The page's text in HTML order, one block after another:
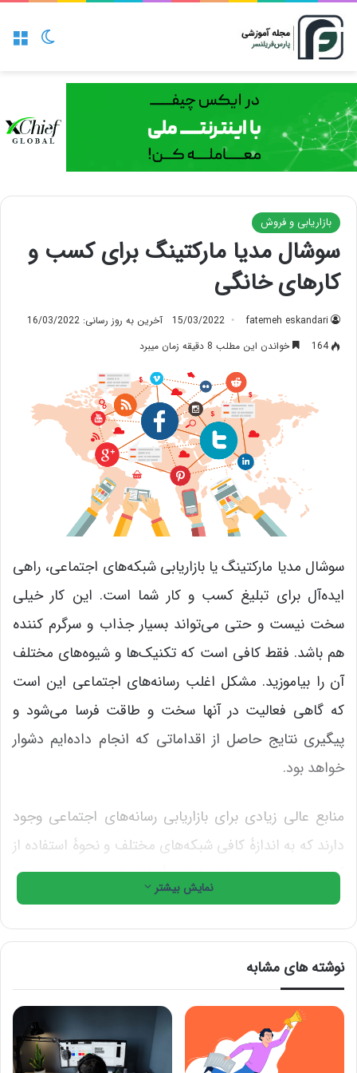
تغییر
بازاریابی و فروش
سوشال مدیا مارکتینگ برای کسب و
کارهای خانگی
fatemeh eskandari
15/03/2022
آخرین به روز رسانی: 16/03/2022
164
خواندن این مطلب 8 دقیقه زمان میبرد
سوشال مدیا مارکتینگ یا بازاریابی شبکه‌های اجتماعی، راهی
ایده‌آل برای تبلیغ کسب و کار شما است. این کار خیلی
سخت نیست و حتی می‌تواند بسیار جذاب و سرگرم کننده
هم باشد. فقط کافی است که تکنیک‌ها و شیوه‌های مختلف
آن را بیاموزید. مشکل اغلب رسانه‌های اجتماعی این است
که گاهی فعالیت در آنها سخت و طاقت فرسا می‌شود و
پیگیری نتایج حاصل از اقداماتی که انجام داده‌ایم دشوار
خواهد بود.
منابع عالی زیادی برای بازاریابی رسانه‌‎های اجتماعی وجود
دارند که به اندازۀ کافی شبکه‌های مختلف و نحوۀ استفاده از
آنها را توضیح داده‌اند. اما متأسفانه این منابع در حوزۀ
توضیح چگونگی ایجاد یک برنامۀ روزانه برای فعالیت در
چندین شبکۀ اجتماعی کار زیادی انجام نداده‌اند.
اگر شما هم جزو کسب و کارهایی هستید که با تولید محتوا و
فعالیت در شبکه‌های اجتماعی مشکل دارید، در این مقاله
نکاتی برای ایجاد برنامه‌ای مؤثر برای بازاریابی و تولید
محتوا، بدون صرف زمان زیاد گفته خواهد شد.
نمایش بیشتر
نوشته های مشابه